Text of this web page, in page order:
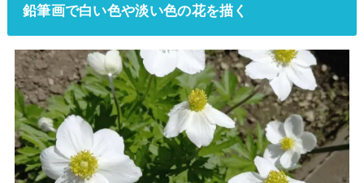
鉛筆画で白い色や淡い色の花を描く